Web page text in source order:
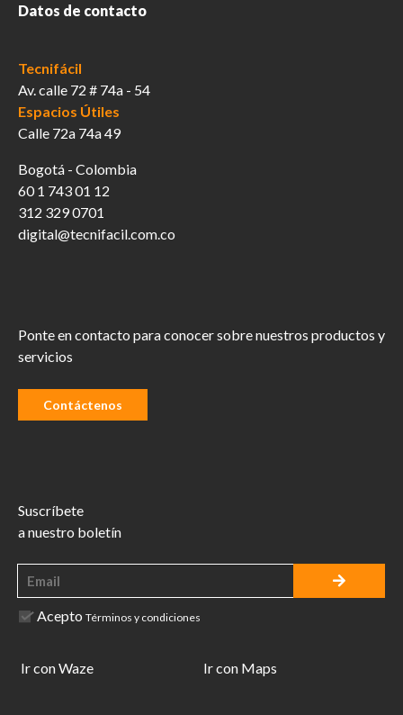
Datos de contacto
Tecnifácil
Av. calle 72 # 74a - 54
Espacios Útiles
Calle 72a 74a 49
Bogotá - Colombia
60 1 743 01 12
312 329 0701
digital@tecnifacil.com.co
Ponte en contacto para conocer sobre nuestros productos y
servicios
Contáctenos
Suscríbete
a nuestro boletín
Acepto Términos y condiciones
Ir con Waze Ir con Maps